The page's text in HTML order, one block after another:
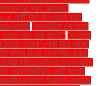
মানুষের মৃত্যু: অক্সফাম"
৫২৫ কোটি টাকা ঋণ প্রদান করবে
ডাকাতি "ব্যবসায়ীকে কোপানোর
লাগতে কেন সময় লাগে?" "ভারতকে
দিবসে ‘তামাশা’ পোস্ট নিয়ে ব্যাখ্যা
ক্লাবে যাওয়া থেকে বিরত রাখতে
বাড়িতে অগ্নিসংযোগের ঘটনা"
ওয়ার সিমেট্রিতে একটি জাপানি
মাহফিলে মুঠোফোন হারানোর